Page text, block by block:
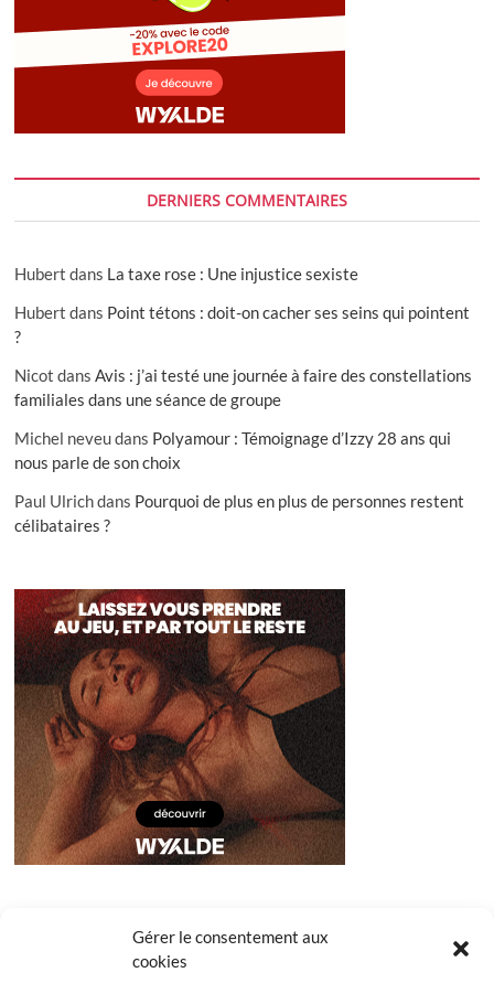
Gérer le consentement aux
cookies
DERNIERS COMMENTAIRES
Hubert dans La taxe rose : Une injustice sexiste
Hubert dans Point tétons : doit-on cacher ses seins qui pointent
?
Nicot dansAvis : j’ai testé une journée à faire des constellations
familiales dans une séance de groupe
Michel neveudans Polyamour : Témoignage d’Izzy 28 ans qui
nous parle de son choix
Paul Ulrichdans Pourquoi de plus en plus de personnes restent
célibataires ?